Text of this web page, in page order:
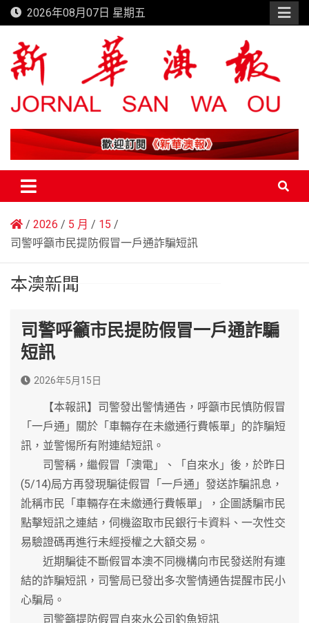
Skip
to
content
2026年08月07日 星期五
新華澳報
2026 5 月
15
司警呼籲市民提防假冒一戶通詐騙短訊
本澳新聞
司警呼籲市民提防假冒一戶通詐騙
短訊
2026年5月15日
【本報訊】司警發出警情通告，呼籲市民慎防假冒
「一戶通」關於「車輛存在未繳通行費帳單」的詐騙短
訊，並警惕所有附連結短訊。
司警稱，繼假冒「澳電」、「自來水」後，於昨日
(5/14)局方再發現騙徒假冒「一戶通」發送詐騙訊息，
訛稱市民「車輛存在未繳通行費帳單」，企圖誘騙市民
點擊短訊之連結，伺機盜取市民銀行卡資料、一次性交
易驗證碼再進行未經授權之大額交易。
近期騙徒不斷假冒本澳不同機構向市民發送附有連
結的詐騙短訊，司警局已發出多次警情通告提醒市民小
心騙局。
司警籲提防假冒自來水公司釣魚短訊